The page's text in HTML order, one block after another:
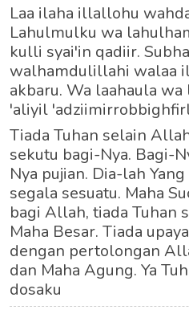
Laa ilaha illallohu
Lahulmulku wa
kulli syai'in qadiir.
walhamdulillahi walaa
akbaru. Wa laahaula
'aliyil
Tiada Tuhan selain
sekutu bagi-Nya. Bagi-
Nya pujian. Dia-lah
segala sesuatu. Maha
bagi Allah, tiada Tuhan
Maha Besar. Tiada
dengan pertolongan
dan Maha Agung. Ya
dosaku